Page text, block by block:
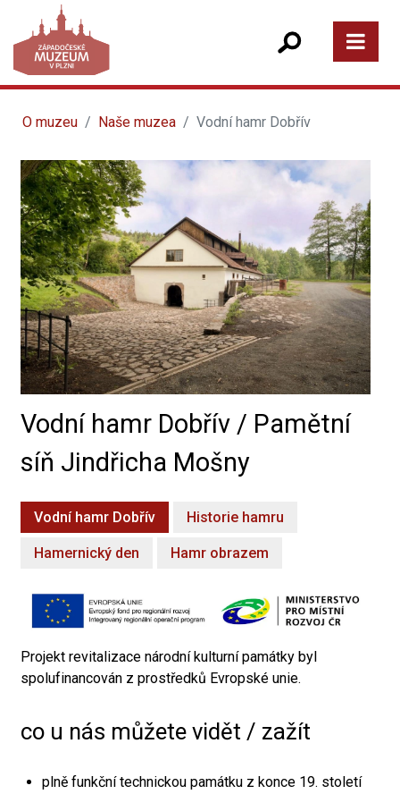
O muzeu Naše muzea Vodní hamr Dobřív
Vodní hamr Dobřív / Pamětní
síň Jindřicha Mošny
Vodní hamr Dobřív Historie hamru
Hamernický den Hamr obrazem
Projekt revitalizace národní kulturní památky byl
spolufinancován z prostředků Evropské unie.
co u nás můžete vidět / zažít
plně funkční technickou památku z konce 19. století